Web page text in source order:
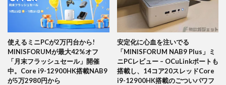
使えるミニPCが2万円台から!
MINISFORUMが最大42%オフ
「月末フラッシュセール」開催
中。Core i9-12900HK搭載NAB9
が5万2980円から
安定化に心血を注いでる
「MINISFORUM NAB9 Plus」ミ
ニPCレビュー – OCuLinkポートも
搭載し、14コア20スレッドCore
i9-12900HK搭載のごついパワフ